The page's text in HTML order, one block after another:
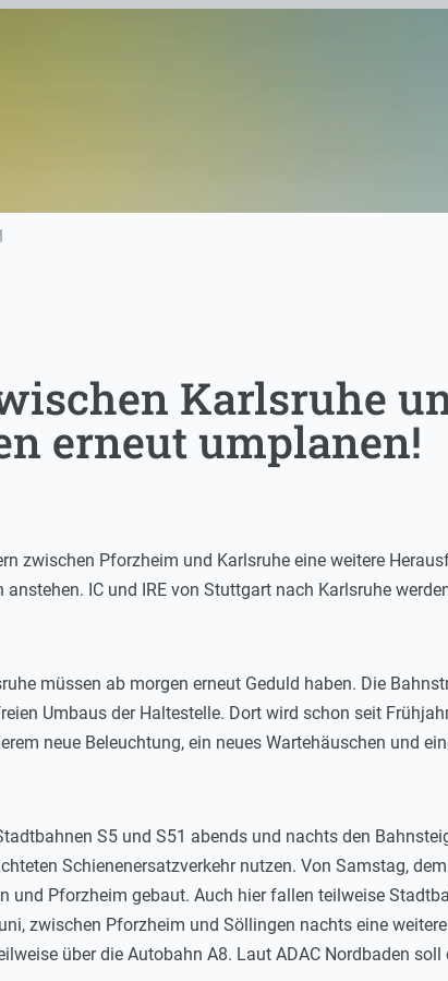
Karlsruhe
erneut umplanen!
zwischen Pforzheim und Karlsruhe eine weitere
IC und IRE von Stuttgart nach Karlsruhe
müssen ab morgen erneut Geduld haben. Die
Umbaus der Haltestelle. Dort wird schon seit
neue Beleuchtung, ein neues Wartehäuschen und
S5 und S51 abends und nachts den
Schienenersatzverkehr nutzen. Von Samstag,
und Pforzheim gebaut. Auch hier fallen teilweise
zwischen Pforzheim und Söllingen nachts eine
über die Autobahn A8. Laut ADAC Nordbaden